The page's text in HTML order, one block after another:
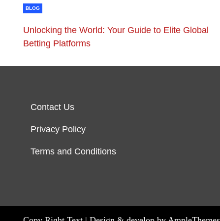
BLOG
Unlocking the World: Your Guide to Elite Global
Betting Platforms
Contact Us
Privacy Policy
Terms and Conditions